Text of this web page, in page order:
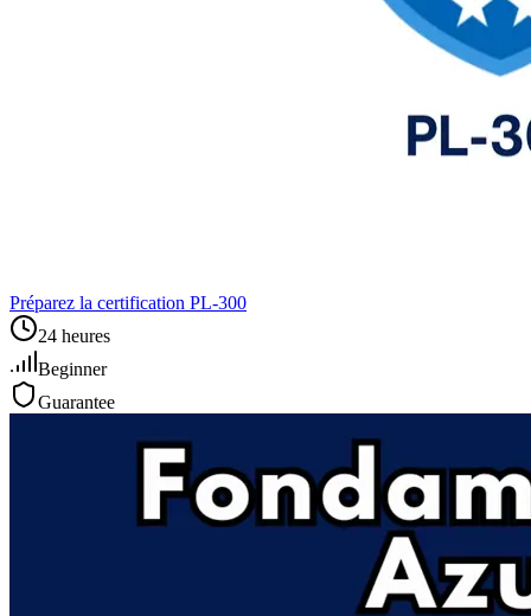
Préparez la certification PL‑300
24 heures
Beginner
Guarantee